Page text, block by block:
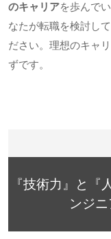
のキャリアを歩んで
なたが転職を検討し
ださい。理想のキャ
ずです。
『技術力』と『
ンジ